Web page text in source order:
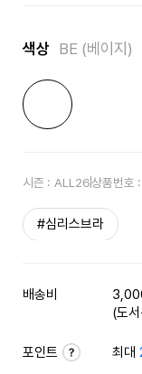
색상 BE (베이지)
시즌 : ALL26상품번호 :
#심리스브라
배송비
(도
포인트 최대